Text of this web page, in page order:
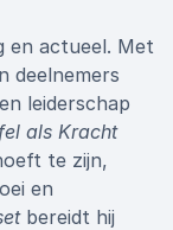
en actueel. Met
deelnemers
leiderschap
als Kracht
te zijn,
en
bereidt hij